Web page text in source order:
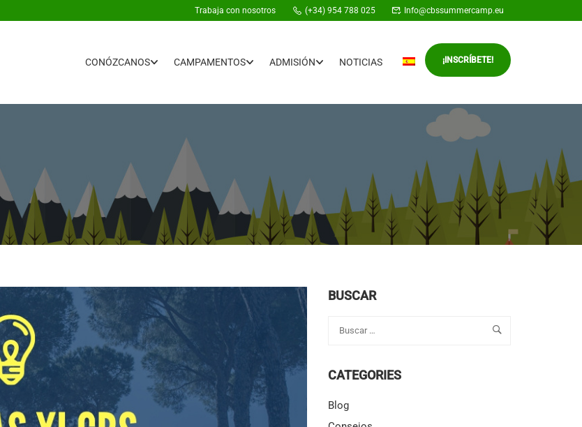
Trabaja con nosotros (+34) 954 788 025 Info@cbssummercamp.eu
CONÓZCANOS CAMPAMENTOS ADMISIÓN NOTICIAS ¡INSCRÍBETE!
BUSCAR
CATEGORIES
Blog